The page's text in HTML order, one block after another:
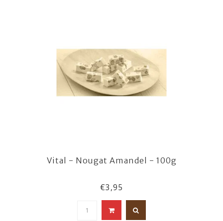
Vital - Nougat Amandel - 100g
€3,95